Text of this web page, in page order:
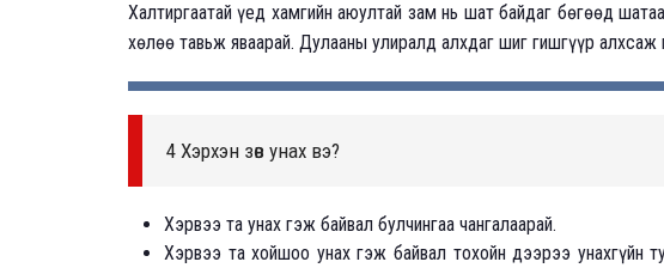
Халтиргаатай үед хамгийн аюултай зам нь шат байдаг бөгөөд
хөлөө тавьж яваарай. Дулааны улиралд алхдаг шиг гишгүүр алхсаж
4 Хэрхэн зөв унах вэ?
Хэрвээ та унах гэж байвал булчингаа чангалаарай.
Хэрвээ та хойшоо унах гэж байвал тохойн дээрээ унахгүйн